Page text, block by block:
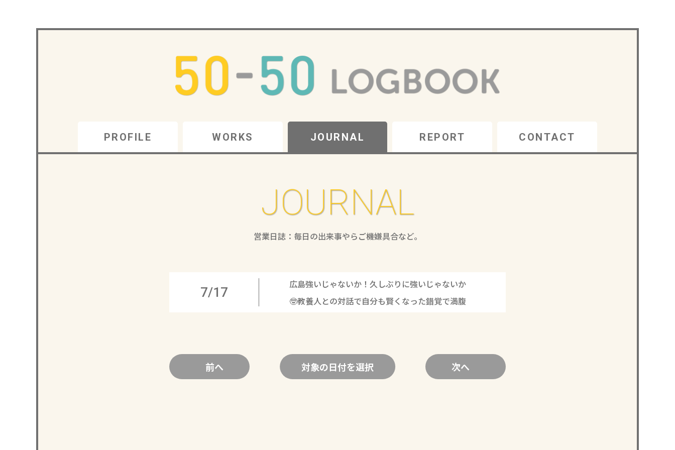
PROFILE WORKS JOURNAL REPORT CONTACT
JOURNAL
営業日誌：毎日の出来事やらご機嫌具合など。
7/17
広島強いじゃないか！久しぶりに強いじゃないか
🤓教養人との対話で自分も賢くなった錯覚で満腹
前へ 次へ
対象の日付を選択